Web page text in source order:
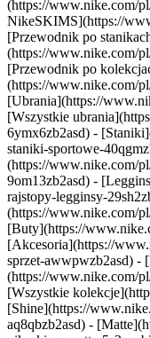
(https://www.nike.com/
NikeSKIMS](https://
[Przewodnik po
(https://www.nike.com/
[Przewodnik po
(https://www.nike.com/
[Ubrania](https://
[Wszystkie
6ymx6zb2asd) -
staniki-sportowe-
(https://www.nike.com/
9om13zb2asd) -
rajstopy-legginsy-
(https://www.nike.com/
[Buty](https://
[Akcesoria](https://
sprzet-awwpwzb2asd) -
(https://www.nike.com/
[Wszystkie
[Shine](https://
aq8qbzb2asd) -